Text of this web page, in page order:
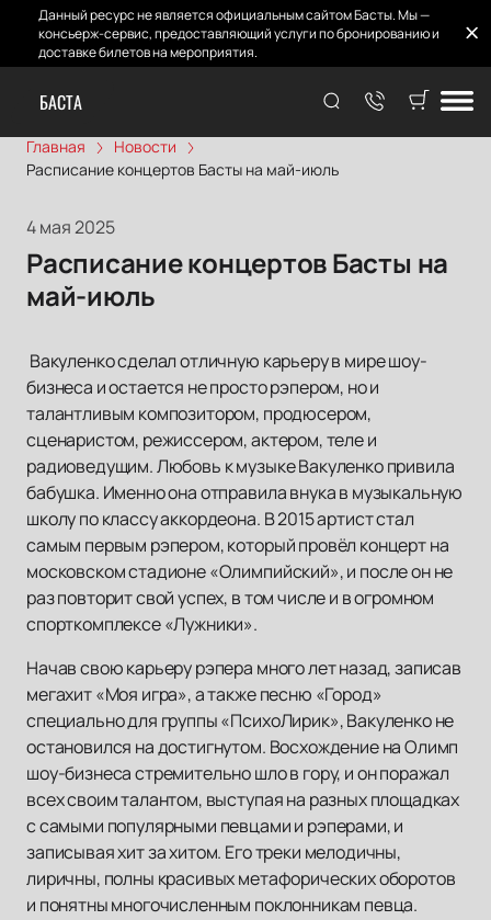
Данный ресурс не является официальным сайтом Басты. Мы —
консьерж-сервис, предоставляющий услуги по бронированию и
доставке билетов на мероприятия.
БАСТА
Главная
Новости
Расписание концертов Басты на май-июль
4 мая 2025
Расписание концертов Басты на
май-июль
Вакуленко сделал отличную карьеру в мире шоу-
бизнеса и остается не просто рэпером, но и
талантливым композитором, продюсером,
сценаристом, режиссером, актером, теле и
радиоведущим. Любовь к музыке Вакуленко привила
бабушка. Именно она отправила внука в музыкальную
школу по классу аккордеона. В 2015 артист стал
самым первым рэпером, который провёл концерт на
московском стадионе «Олимпийский», и после он не
раз повторит свой успех, в том числе и в огромном
спорткомплексе «Лужники».
Начав свою карьеру рэпера много лет назад, записав
мегахит «Моя игра», а также песню «Город»
специально для группы «ПсихоЛирик», Вакуленко не
остановился на достигнутом. Восхождение на Олимп
шоу-бизнеса стремительно шло в гору, и он поражал
всех своим талантом, выступая на разных площадках
с самыми популярными певцами и рэперами, и
записывая хит за хитом. Его треки мелодичны,
лиричны, полны красивых метафорических оборотов
и понятны многочисленным поклонникам певца.